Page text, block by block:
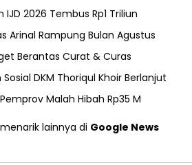
IJD 2026 Tembus Rp1 Triliun
Arinal Rampung Bulan Agustus
Berantas Curat & Curas
DKM Thoriqul Khoir Berlanjut
Malah Hibah Rp35 M
lainnya di Google News